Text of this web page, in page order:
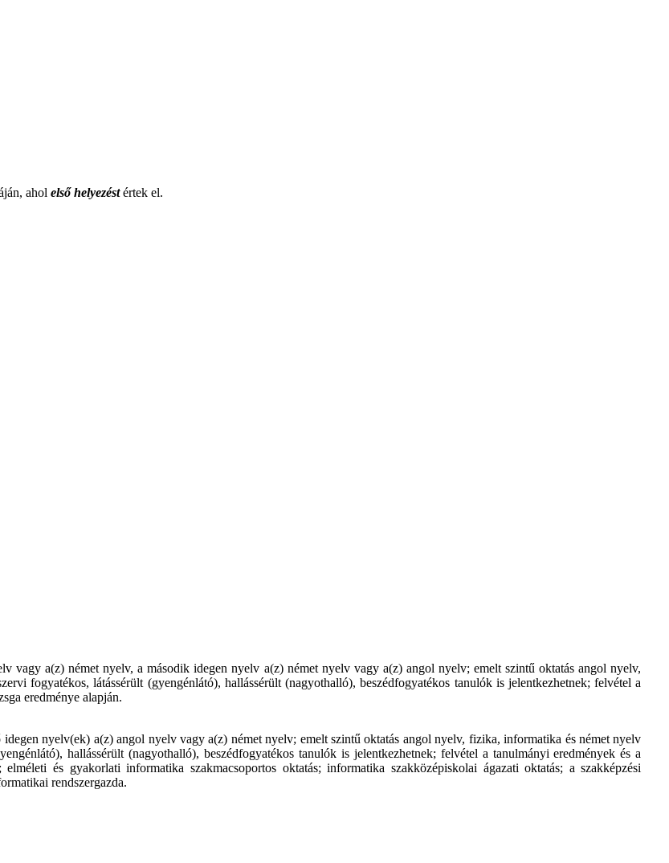
ahol első helyezéstértek el.
vagy a(z) német nyelv, a második idegen nyelv a(z) német nyelv vagy a(z) angol nyelv; emelt szintű oktatás angol nyelv,
fogyatékos, látássérült (gyengénlátó), hallássérült (nagyothalló), beszédfogyatékos tanulók is jelentkezhetnek; felvétel a
eredménye alapján.
nyelv(ek) a(z) angol nyelv vagy a(z) német nyelv; emelt szintű oktatás angol nyelv, fizika, informatika és német nyelv
hallássérült (nagyothalló), beszédfogyatékos tanulók is jelentkezhetnek; felvétel a tanulmányi eredmények és a
és gyakorlati informatika szakmacsoportos oktatás; informatika szakközépiskolai ágazati oktatás; a szakképzési
rendszergazda.